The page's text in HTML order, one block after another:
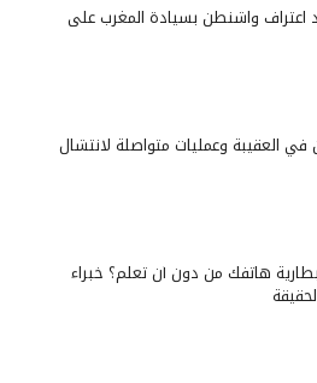
اعتراف واشنطن بسيادة المغرب على
العقيبة وعمليات متواصلة لانتشال
هاتفك من دون أن تعلم؟ خبراء